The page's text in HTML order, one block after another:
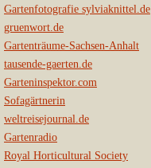
Gartenfotografie sylviaknittel.de
gruenwort.de
Gartenträume-Sachsen-Anhalt
tausende-gaerten.de
Garteninspektor.com
Sofagärtnerin
weltreisejournal.de
Gartenradio
Royal Horticultural Society